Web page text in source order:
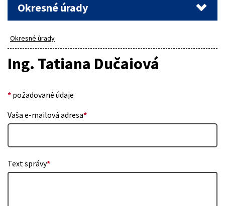
Okresné úrady
Okresné úrady
Ing. Tatiana Dučaiová
* požadované údaje
Vaša e-mailová adresa*
Text správy*